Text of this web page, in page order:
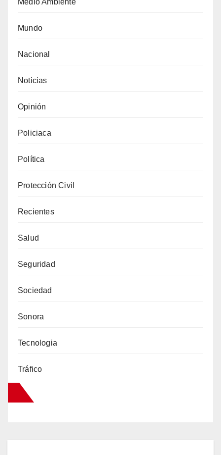
Mundo
Nacional
Noticias
Opinión
Policiaca
Política
Protección Civil
Recientes
Salud
Seguridad
Sociedad
Sonora
Tecnologia
Tráfico